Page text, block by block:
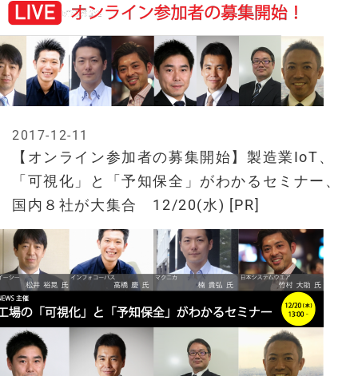
【オンライン参加者の募集開始】製造業IoT、
「可視化」と「予知保全」がわかるセミナー、
国内８社が大集合 12/20(水) [PR]
2017-12-11